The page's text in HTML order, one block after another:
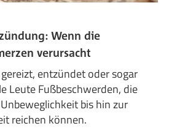
Wenn die
verursacht
entzündet oder sogar
Leute Fußbeschwerden, die
bis hin zur
reichen können.